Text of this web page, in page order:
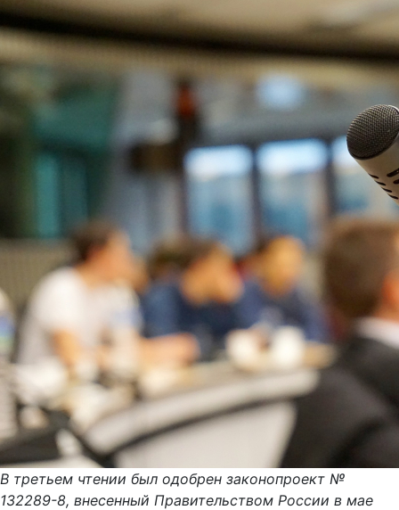
В третьем чтении был одобрен законопроект №
132289-8, внесенный Правительством России в мае